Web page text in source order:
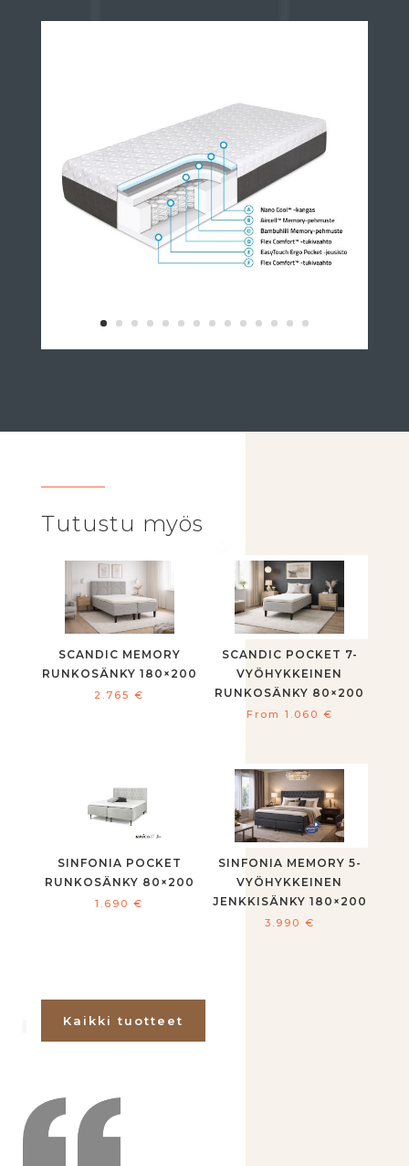
Tutustu myös
SCANDIC MEMORY
RUNKOSÄNKY 180×200
2.765€
SCANDIC POCKET 7-
VYÖHYKKEINEN
RUNKOSÄNKY 80×200
From 1.060 €
SINFONIA POCKET
RUNKOSÄNKY 80×200
1.690€
SINFONIA MEMORY 5-
VYÖHYKKEINEN
JENKKISÄNKY 180×200
3.990 €
Kaikki tuotteet